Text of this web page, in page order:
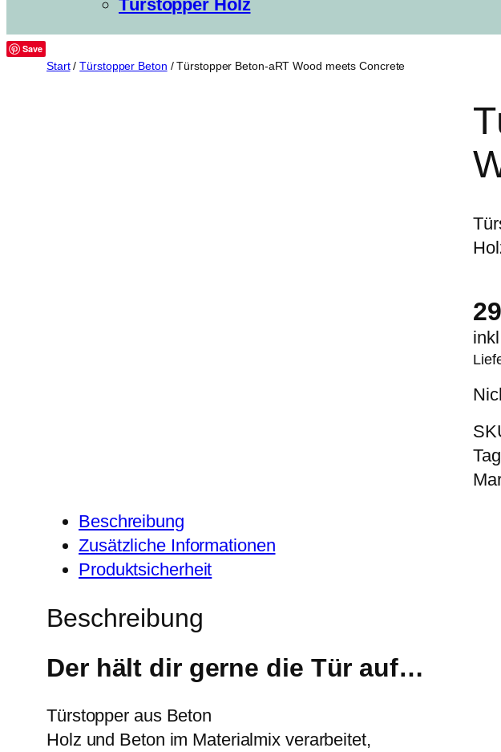
Türstopper Holz
Save
Start/Türstopper Beton / Türstopper Beton-aRT Wood meets Concrete
Beschreibung
Zusätzliche Informationen
Produktsicherheit
Beschreibung
Der hält dir gerne die Tür auf…
Türstopper aus Beton
Holz und Beton im Materialmix verarbeitet,